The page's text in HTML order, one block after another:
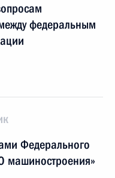
федеральным
Федерального
машиностроения»